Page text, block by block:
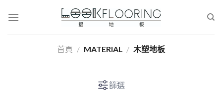
首頁 / MATERIAL / 木塑地板
篩選